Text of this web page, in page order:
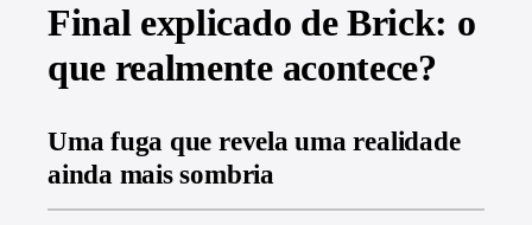
Final explicado de Brick: o
que realmente acontece?
Uma fuga que revela uma realidade
ainda mais sombria